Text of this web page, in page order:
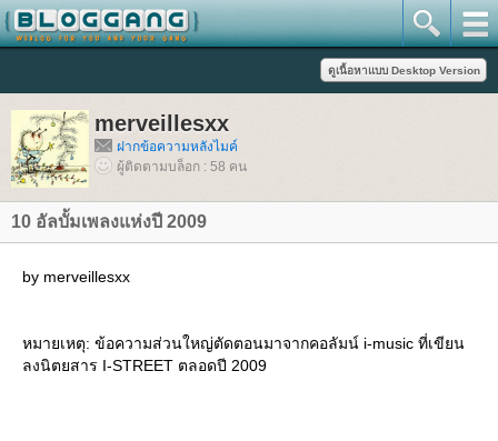
merveillesxx
ฝากข้อความหลังไมค์
ผู้ติดตามบล็อก : 58 คน
10 อัลบั้มเพลงแห่งปี 2009
by merveillesxx
หมายเหตุ: ข้อความส่วนใหญ่ตัดตอนมาจากคอลัมน์ i-music ที่เขียน
ลงนิตยสาร I-STREET ตลอดปี 2009